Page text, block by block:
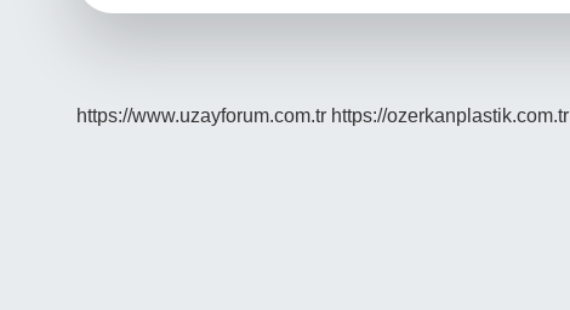
https://www.uzayforum.com.tr https://ozerkanplastik.com.tr